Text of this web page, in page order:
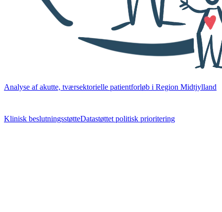
Analyse af akutte, tværsektorielle patientforløb i Region Midtjylland
Klinisk beslutningsstøtteDatastøttet politisk prioritering